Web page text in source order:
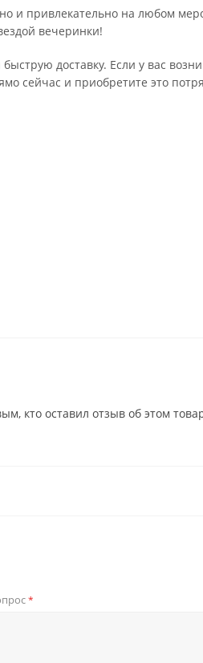
и привлекательно на любом
вечеринки!
доставку. Если у вас
сейчас и приобретите это
кто оставил отзыв об этом
*